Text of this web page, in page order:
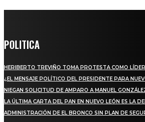
POLITICA
HERIBERTO TREVIÑO TOMA PROTESTA COMO
¿EL MENSAJE POLÍTICO DEL PRESIDENTE PARA
NIEGAN SOLICITUD DE AMPARO A MANUEL
LA ÚLTIMA CARTA DEL PAN EN NUEVO LEÓN ES LA
ADMINISTRACIÓN DE EL BRONCO SIN PLAN DE